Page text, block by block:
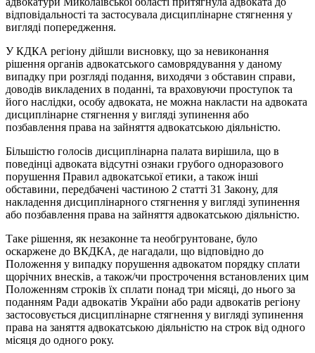
відповідальності та застосувала дисциплінарне стягнення у
вигляді попередження.
У КДКА регіону дійшли висновку, що за невиконання
рішення органів адвокатського самоврядування у даному
випадку при розгляді подання, виходячи з обставин справи,
доводів викладених в поданні, та враховуючи проступок та
його наслідки, особу адвоката, не можна накласти на адвоката
дисциплінарне стягнення у вигляді зупинення або
позбавлення права на зайняття адвокатською діяльністю.
Більшістю голосів дисциплінарна палата вирішила, що в
поведінці адвоката відсутні ознаки грубого одноразового
порушення Правил адвокатської етики, а також інші
обставини, передбачені частиною 2 статті 31 Закону, для
накладення дисциплінарного стягнення у вигляді зупинення
або позбавлення права на зайняття адвокатською діяльністю.
Таке рішення, як незаконне та необгрунтоване, було
оскаржене до ВКДКА, де нагадали, що відповідно до
Положення у випадку порушення адвокатом порядку сплати
щорічних внесків, а також/чи прострочення встановлених цим
Положенням строків їх сплати понад три місяці, до нього за
поданням Ради адвокатів України або ради адвокатів регіону
застосовується дисциплінарне стягнення у вигляді зупинення
права на заняття адвокатською діяльністю на строк від одного
місяця до одного року.